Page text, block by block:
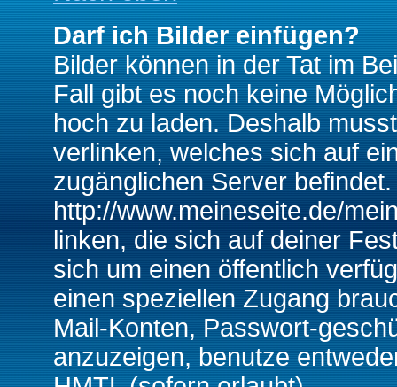
Darf ich Bilder einfügen?
Bilder können in der Tat im
Fall gibt es noch keine
hoch zu laden. Deshalb
verlinken, welches sich auf
zugänglichen Server
http://www.meineseite.de/
linken, die sich auf deiner
sich um einen öffentlich
einen speziellen Zugang
Mail-Konten, Passwort-
anzuzeigen, benutze